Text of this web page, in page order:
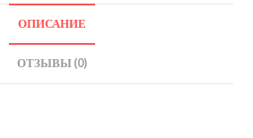
ОПИСАНИЕ
ОТЗЫВЫ (0)